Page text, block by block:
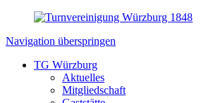
Navigation überspringen
TG Würzburg
Aktuelles
Mitgliedschaft